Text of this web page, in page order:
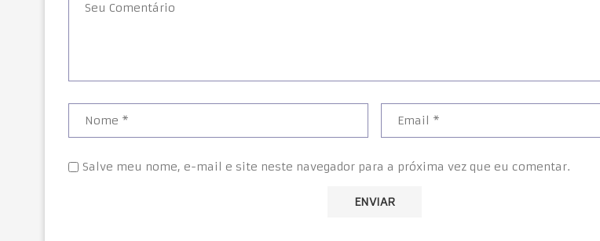
Salve meu nome, e-mail e site neste navegador para a próxima vez que eu comentar.